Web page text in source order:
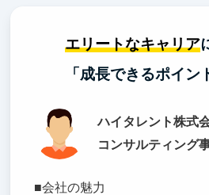
エリートなキャリア
「成長できるポイン
ハイタレント株式
コンサルティング
■会社の魅力